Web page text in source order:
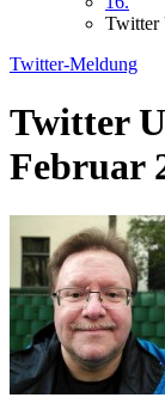
Twitter
Twitter-Meldung
Twitter
Februar